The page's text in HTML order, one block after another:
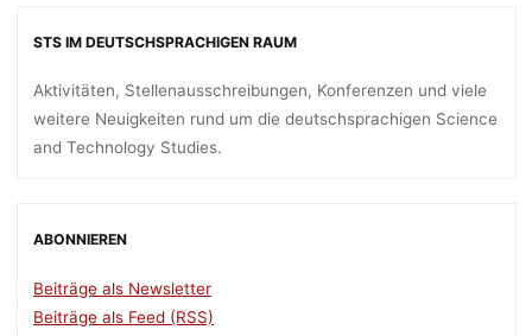
STS IM DEUTSCHSPRACHIGEN RAUM
Aktivitäten, Stellenausschreibungen, Konferenzen und viele
weitere Neuigkeiten rund um die deutschsprachigen Science
and Technology Studies.
ABONNIEREN
Beiträge als Newsletter
Beiträge als Feed (RSS)